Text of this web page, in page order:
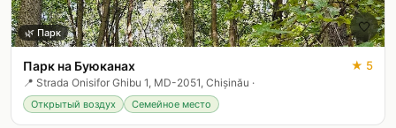
🤍
🌿 Парк
Парк на Буюканах ★ 5
📍 Strada Onisifor Ghibu 1, MD-2051, Chișinău ·
Открытый воздух Семейное место